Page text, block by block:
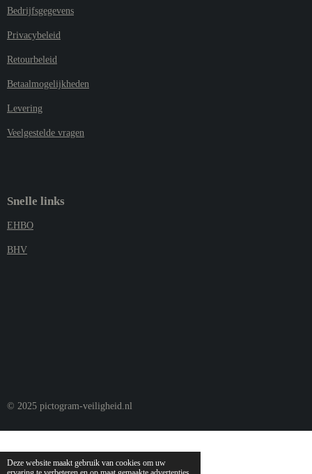
Deze website maakt gebruik van cookies om uw
Bedrijfsgegevens
Privacybeleid
Retourbeleid
Betaalmogelijkheden
Levering
Veelgestelde vragen
Snelle links
EHBO
BHV
© 2025 pictogram-veiligheid.nl